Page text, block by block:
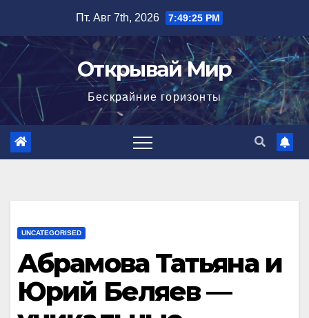
содержимому
Пт. Авг 7th, 2026 7:49:25 PM
Открывай Мир
Бескрайние горизонты
UNCATEGORISED
Абрамова Татьяна и
Юрий Беляев —